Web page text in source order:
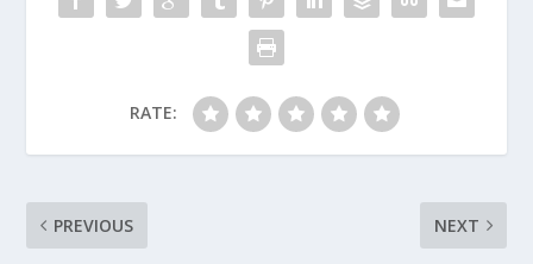
RATE:
PREVIOUS NEXT